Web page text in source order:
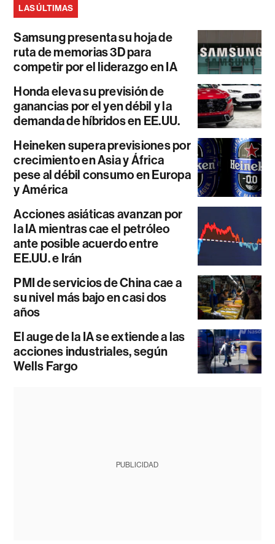
LAS ÚLTIMAS
Samsung presenta su hoja de
ruta de memorias 3D para
competir por el liderazgo en IA
Honda eleva su previsión de
ganancias por el yen débil y la
demanda de híbridos en EE.UU.
Heineken supera previsiones por
crecimiento en Asia y África
pese al débil consumo en Europa
y América
Acciones asiáticas avanzan por
la IA mientras cae el petróleo
ante posible acuerdo entre
EE.UU. e Irán
PMI de servicios de China cae a
su nivel más bajo en casi dos
años
El auge de la IA se extiende a las
acciones industriales, según
Wells Fargo
PUBLICIDAD